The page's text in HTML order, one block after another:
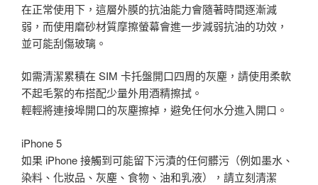
在正常使用下，這層外膜的抗油能力會隨著時間逐漸減
弱，而使用磨砂材質摩擦螢幕會進一步減弱抗油的功效，
並可能刮傷玻璃。
如需清潔累積在 SIM 卡托盤開口四周的灰塵，請使用柔軟
不起毛絮的布搭配少量外用酒精擦拭。
輕輕將連接埠開口的灰塵擦掉，避免任何水分進入開口。
iPhone 5
如果 iPhone 接觸到可能留下污漬的任何髒污（例如墨水、
染料、化妝品、灰塵、食物、油和乳液），請立刻清潔